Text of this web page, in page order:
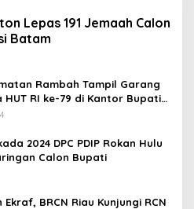
Lepas 191 Jemaah Calon
Batam
Rambah Tampil Garang
HUT RI ke-79 di Kantor Bupati
2024 DPC PDIP Rokan Hulu
Calon Bupati
BRCN Riau Kunjungi RCN